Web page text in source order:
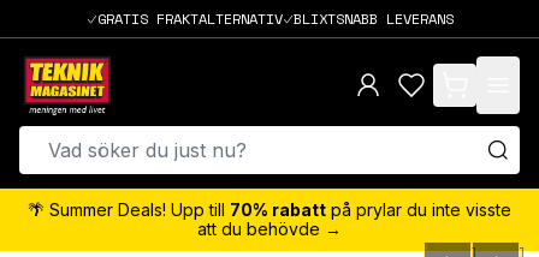
GRATIS FRAKTALTERNATIV BLIXTSNABB LEVERANS
items in cart,
🌴 Summer Deals! Upp till 70% rabatt på prylar du inte visste
att du behövde →